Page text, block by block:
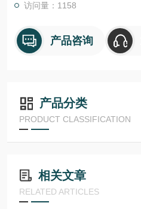
访问量：1158
产品咨询
产品分类
PRODUCT CLASSIFICATION
相关文章
RELATED ARTICLES